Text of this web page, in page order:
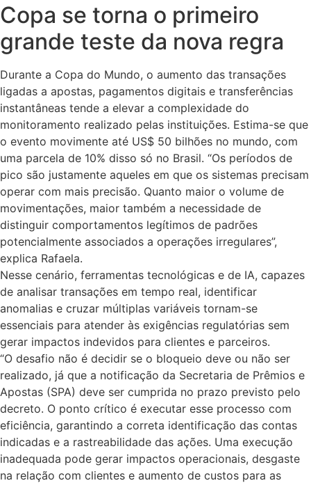
Copa se torna o primeiro
grande teste da nova regra
Durante a Copa do Mundo, o aumento das transações
ligadas a apostas, pagamentos digitais e transferências
instantâneas tende a elevar a complexidade do
monitoramento realizado pelas instituições. Estima-se que
o evento movimente até US$ 50 bilhões no mundo, com
uma parcela de 10% disso só no Brasil. “Os períodos de
pico são justamente aqueles em que os sistemas precisam
operar com mais precisão. Quanto maior o volume de
movimentações, maior também a necessidade de
distinguir comportamentos legítimos de padrões
potencialmente associados a operações irregulares”,
explica Rafaela.
Nesse cenário, ferramentas tecnológicas e de IA, capazes
de analisar transações em tempo real, identificar
anomalias e cruzar múltiplas variáveis tornam-se
essenciais para atender às exigências regulatórias sem
gerar impactos indevidos para clientes e parceiros.
“O desafio não é decidir se o bloqueio deve ou não ser
realizado, já que a notificação da Secretaria de Prêmios e
Apostas (SPA) deve ser cumprida no prazo previsto pelo
decreto. O ponto crítico é executar esse processo com
eficiência, garantindo a correta identificação das contas
indicadas e a rastreabilidade das ações. Uma execução
inadequada pode gerar impactos operacionais, desgaste
na relação com clientes e aumento de custos para as